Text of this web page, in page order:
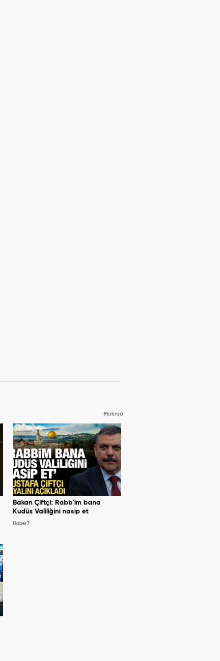
Makroo
Bakan Çiftçi: Rabb'im bana
Kudüs Valiliğini nasip et
Haber7